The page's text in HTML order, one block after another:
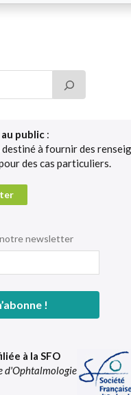
public :
destiné à fournir des
des cas particuliers.
newsletter
à la SFO
d'Ophtalmologie